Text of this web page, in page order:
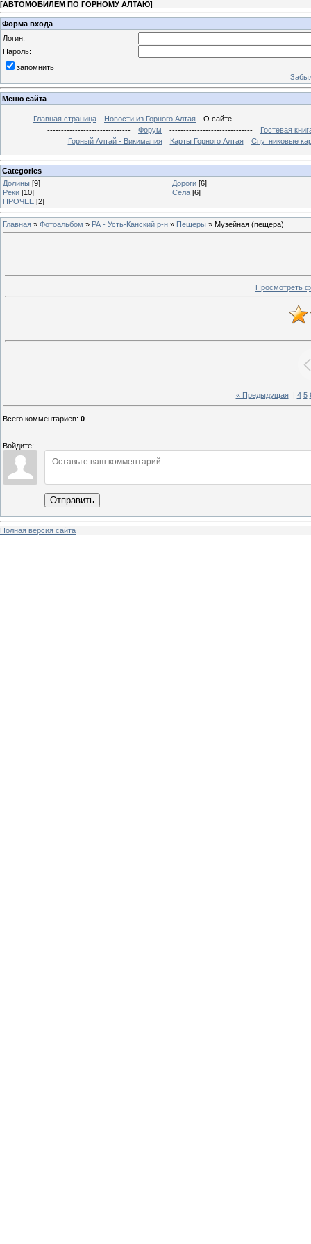
[АВТОМОБИЛЕМ ПО ГОРНОМУ АЛТАЮ]
Форма входа
Логин:
Пароль:
запомнить
Меню сайта
Главная страница Новости из Горного Алтая О сайте
------------------------------
Форум ------------------------------
Гостевая
Горный Алтай - Викимапия
Карты Горного Алтая Спутниковые
Categories
Долины [9] Дороги [6]
Реки [10] Сёла [6]
ПРОЧЕЕ [2]
Главная » Фотоальбом » РА - Усть-Канский р-н » Пещеры » Музейная (пещера)
Просмотреть
« Предыдущая| 4 5
Всего комментариев: 0
Войдите:
Отправить
Полная версия сайта